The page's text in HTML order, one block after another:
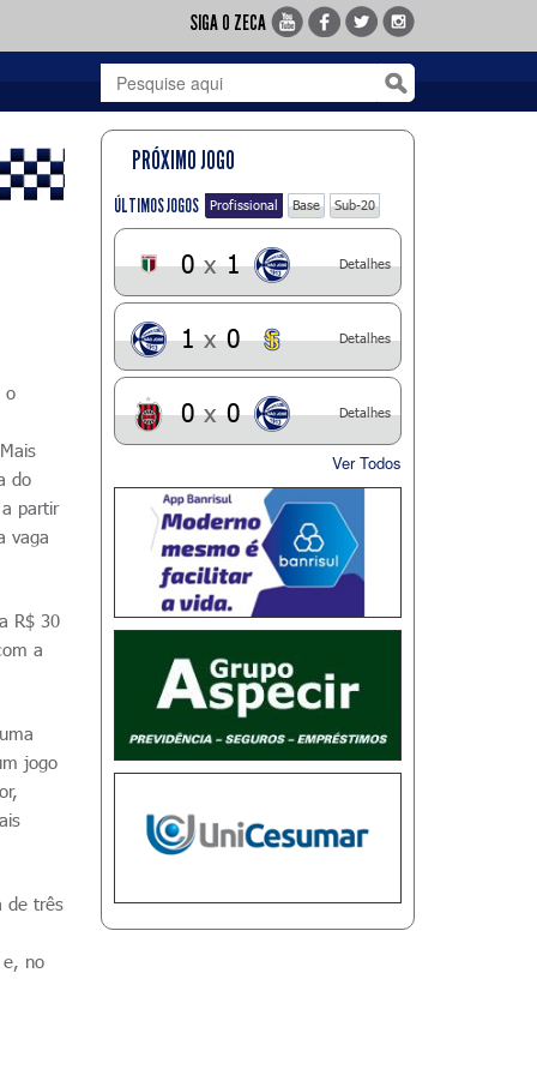
SIGA O ZECA
o
do
partir
vaga
R$ 30
a
jogo
de três
e, no
PRÓXIMO JOGO
ÚLTIMOS JOGOS Profissional Base Sub-20
0 x 1 Detalhes
1 x 0 Detalhes
0 x 0 Detalhes
Ver Todos